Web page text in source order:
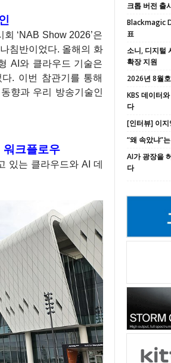
‘NAB Show 2026’은
침반이었다. 올해의 화
AI와 클라우드 기술은
. 이번 참관기를 통해
향과 우리 방송기술인
크플로우
있는 클라우드와 AI 데
크톱 버전 출
Blackmagic
표
소니, 디지털
확장 지원
2026년 8월
KBS 데이터
다
[인터뷰] 이지
“왜 속았냐”
AI가 광장을
다